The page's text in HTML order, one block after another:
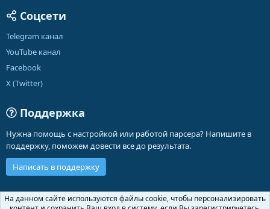
Соцсети
Telegram канал
YouTube канал
Facebook
X (Twitter)
Поддержка
Нужна помощь с настройкой или работой парсера? Напишите в
поддержку, поможем довести все до результата.
Написать в поддержку
Russian (RU)
На данном сайте используются файлы cookie, чтобы персонализировать